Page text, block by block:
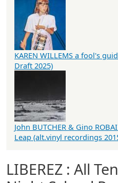
LIBEREZ : All
KAREN WILLEMS a fool's
Draft 2025)
John BUTCHER & Gino
Leap (alt.vinyl recordings